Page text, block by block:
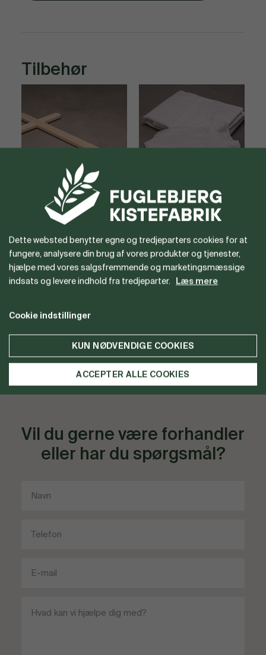
Tilbehør
Store trækors
SE MERE
Dynesæt
SE MERE
Vil du gerne være forhandler
eller har du spørgsmål?
Dette websted benytter egne og tredjeparters cookies for at
fungere, analysere din brug af vores produkter og tjenester,
hjælpe med vores salgsfremmende og marketingsmæssige
indsats og levere indhold fra tredjeparter. Læs mere
Cookie indstillinger
KUN NØDVENDIGE COOKIES
ACCEPTER ALLE COOKIES